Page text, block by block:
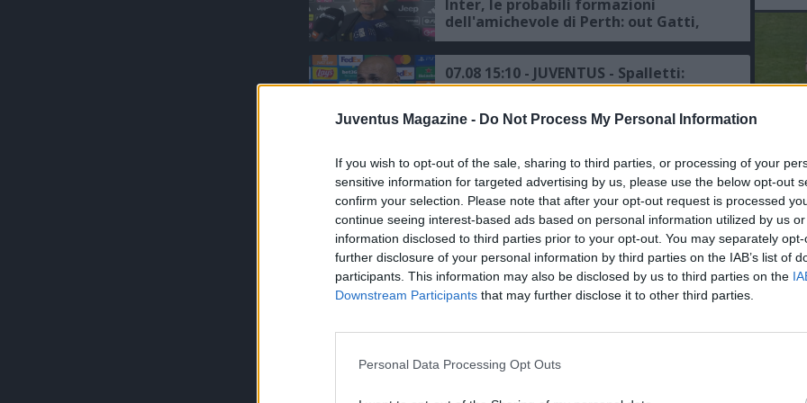
Juventus Magazine - Do Not Process My Personal Information
If you wish to opt-out of the sale, sharing to third parties, or processing of your
sensitive information for targeted advertising by us, please use the below opt-out
confirm your selection. Please note that after your opt-out request is processed
continue seeing interest-based ads based on personal information utilized by us
information disclosed to third parties prior to your opt-out. You may separately
further disclosure of your personal information by third parties on the IAB’s list of
participants. This information may also be disclosed by us to third parties on the
Downstream Participants that may further disclose it to other third parties.
Personal Data Processing Opt Outs
Inter, le probabili formazioni
dell'amichevole di Perth: out Gatti,
Pio-Idrissou coppia confermata
07.08 15:10 - JUVENTUS - Spalletti:
"Nessuno strascico dopo la
07.08 14:42 - MEDIASET - Juventus,
l'arrivo di Lucumí potrebbe sbloccare
la cessione di Gatti
07.08 13:49 - AMICHEVOLI - Inter avanti
ma ad alta quota (2,13) nel derby
d’Italia con la Juve, il Milan insegue
contro il Chelsea
07.08 11:52 - CDS - Juventus, Lucumi dà
ultime
del